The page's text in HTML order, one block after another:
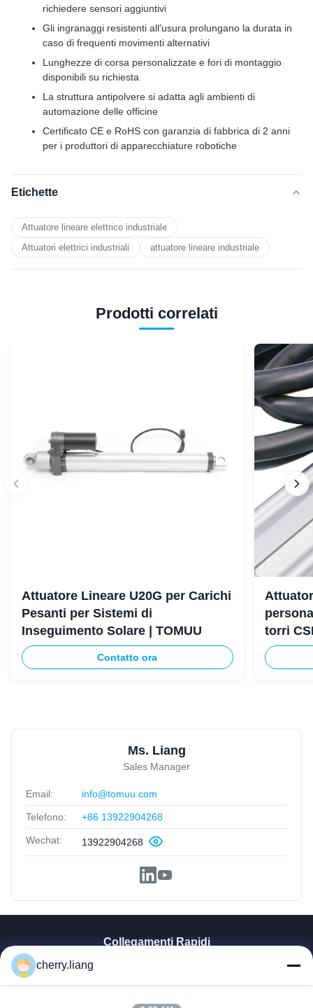
richiedere sensori aggiuntivi
Gli ingranaggi resistenti all'usura prolungano la durata in
caso di frequenti movimenti alternativi
Lunghezze di corsa personalizzate e fori di montaggio
disponibili su richiesta
La struttura antipolvere si adatta agli ambienti di
automazione delle officine
Certificato CE e RoHS con garanzia di fabbrica di 2 anni
per i produttori di apparecchiature robotiche
Etichette
Attuatore lineare elettrico industriale
Attuatori elettrici industriali
attuatore lineare industriale
Prodotti correlati
Attuatore Lineare U20G per Carichi
Pesanti per Sistemi di
Inseguimento Solare | TOMUU
Contatto ora
torri
Ms. Liang
Sales Manager
Email: info@tomuu.com
Telefono: +86 13922904268
Wechat: 13922904268
Collegamenti Rapidi
Prodotti
cherry.liang